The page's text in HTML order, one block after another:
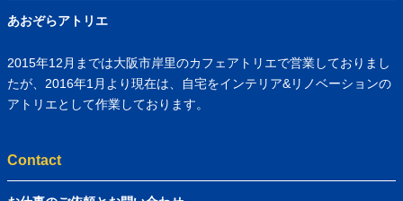
あおぞらアトリエ
2015年12月までは大阪市岸里のカフェアトリエで営業しておりまし
たが、2016年1月より現在は、自宅をインテリア&リノベーションの
アトリエとして作業しております。
Contact